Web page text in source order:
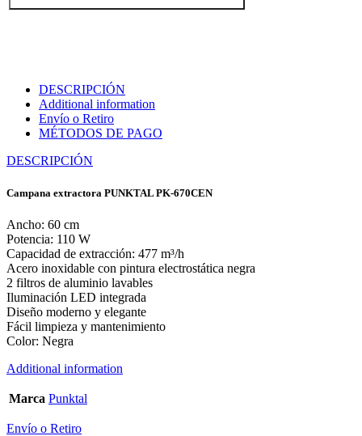
DESCRIPCIÓN
Additional information
Envío o Retiro
MÉTODOS DE PAGO
DESCRIPCIÓN
Campana extractora PUNKTAL PK-670CEN
Ancho: 60 cm
Potencia: 110 W
Capacidad de extracción: 477 m³/h
Acero inoxidable con pintura electrostática negra
2 filtros de aluminio lavables
Iluminación LED integrada
Diseño moderno y elegante
Fácil limpieza y mantenimiento
Color: Negra
Additional information
Marca Punktal
Envío o Retiro